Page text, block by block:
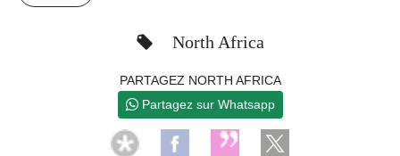
North Africa
PARTAGEZ NORTH AFRICA
Partagez sur Whatsapp